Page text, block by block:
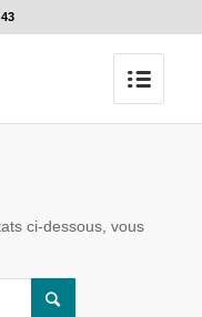
ci-dessous, vous